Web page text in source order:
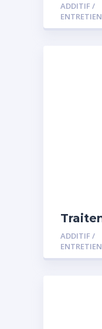
ADDITIF /
ENTRETIEN
ADDITIF /
ENTRETIEN